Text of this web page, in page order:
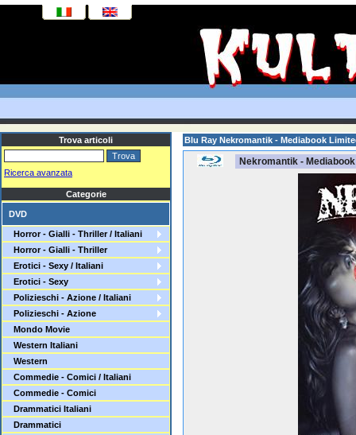
Trova articoli
Ricerca avanzata
Categorie
DVD
Horror - Gialli - Thriller / Italiani
Horror - Gialli - Thriller
Erotici - Sexy / Italiani
Erotici - Sexy
Polizieschi - Azione / Italiani
Polizieschi - Azione
Mondo Movie
Western Italiani
Western
Commedie - Comici / Italiani
Commedie - Comici
Drammatici Italiani
Drammatici
Blu Ray Nekromantik - Mediabook
Nekromantik -